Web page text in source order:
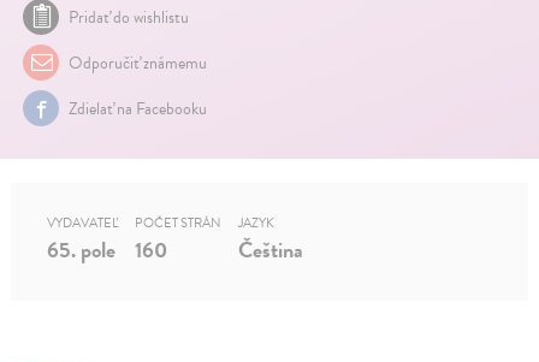
Pridať do wishlistu
Odporučiť známemu
Zdielať na Facebooku
VYDAVATEĽ
65. pole
POČET STRÁN
160
JAZYK
Čeština